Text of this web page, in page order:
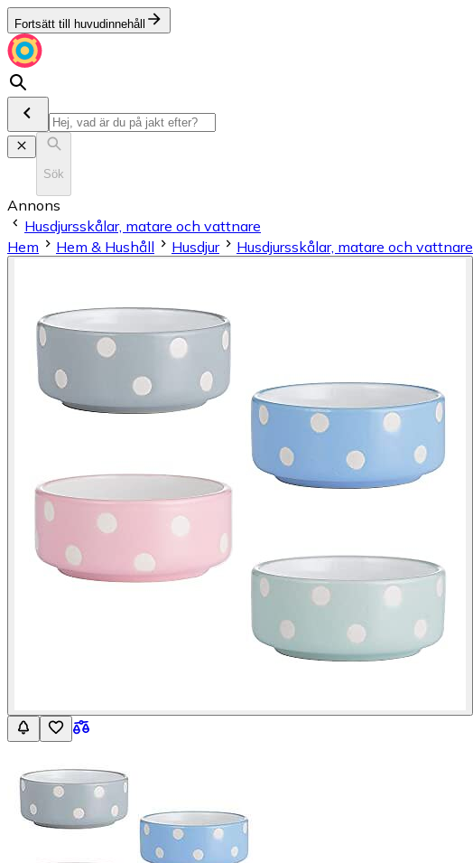
Fortsätt till huvudinnehåll
Sök
Annons
Husdjursskålar, matare och vattnare
Hem
Hem & Hushåll Husdjur Husdjursskålar, matare och vattnare